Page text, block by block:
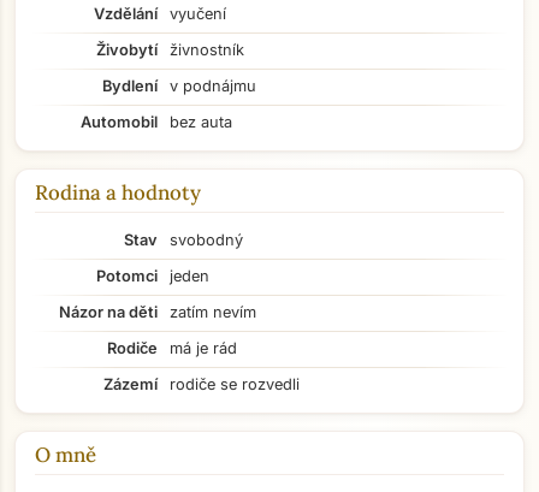
Přejít na hlavní obsah
Vzdělání
vyučení
Živobytí
živnostník
Bydlení
v podnájmu
Automobil
bez auta
Rodina a hodnoty
Stav
svobodný
Potomci
jeden
Názor na děti
zatím nevím
Rodiče
má je rád
Zázemí
rodiče se rozvedli
O mně